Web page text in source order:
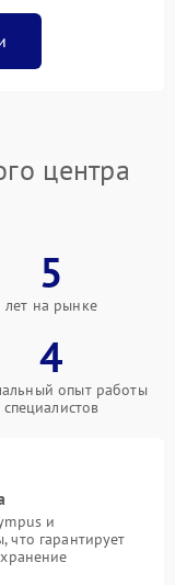
центра
5
лет на рынке
4
опыт работы
специалистов
и
гарантирует